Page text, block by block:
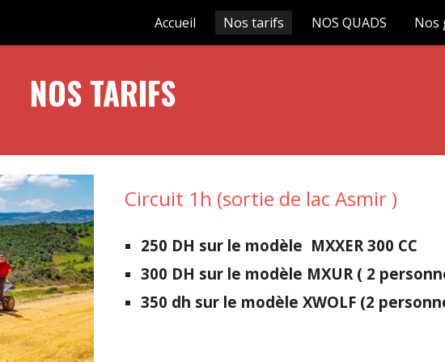
Skip to navigation
Accueil Nos tarifs NOS QUADS Nos
NOS TARIFS
Circuit 1h (sortie de lac Asmir )
250 DH sur le modèle MXXER 300 CC
300 DH sur le modèle MXUR ( 2
350 dh sur le modèle XWOLF (2